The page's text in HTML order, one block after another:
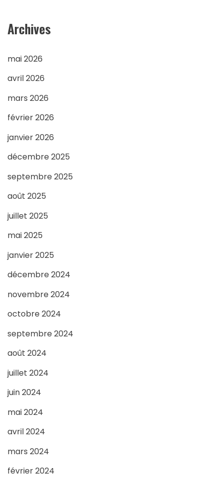
Archives
mai 2026
avril 2026
mars 2026
février 2026
janvier 2026
décembre 2025
septembre 2025
août 2025
juillet 2025
mai 2025
janvier 2025
décembre 2024
novembre 2024
octobre 2024
septembre 2024
août 2024
juillet 2024
juin 2024
mai 2024
avril 2024
mars 2024
février 2024